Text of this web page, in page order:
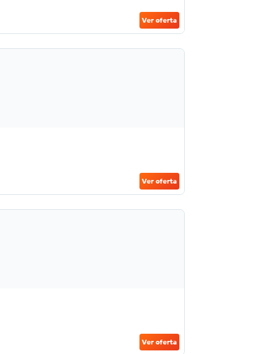
Ver oferta
Ver oferta
Ver oferta